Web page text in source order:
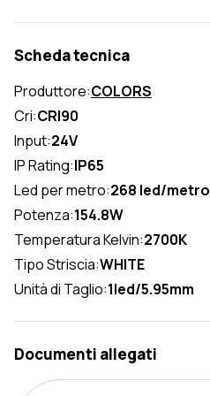
Scheda tecnica
Produttore:COLORS
Cri:CRI90
Input:24V
IP Rating:IP65
Led per metro:268 led/metro
Potenza:154.8W
Temperatura Kelvin:2700K
Tipo Striscia:WHITE
Unità di Taglio:1led/5.95mm
Documenti allegati